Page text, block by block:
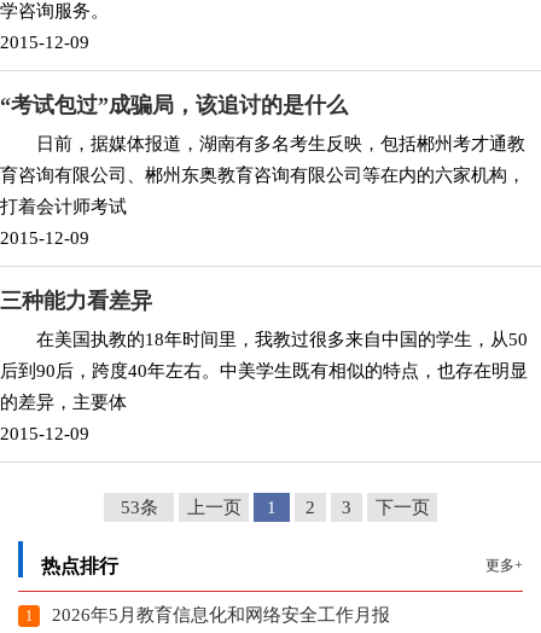
学咨询服务。
2015-12-09
“考试包过”成骗局，该追讨的是什么
日前，据媒体报道，湖南有多名考生反映，包括郴州考才通教
育咨询有限公司、郴州东奥教育咨询有限公司等在内的六家机构，
打着会计师考试
2015-12-09
三种能力看差异
在美国执教的18年时间里，我教过很多来自中国的学生，从50
后到90后，跨度40年左右。中美学生既有相似的特点，也存在明显
的差异，主要体
2015-12-09
53条 上一页 1 2 3 下一页
更多+
热点排行
2026年5月教育信息化和网络安全工作月报